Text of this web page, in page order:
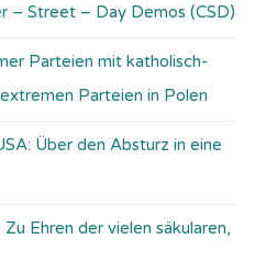
– Street – Day Demos (CSD)
Parteien mit katholisch-
Parteien in Polen
Über den Absturz in eine
Ehren der vielen säkularen,